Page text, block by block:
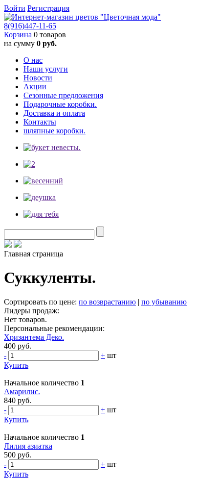
Войти Регистрация
8(916)447-11-65
Корзина 0 товаров
на сумму 0 руб.
О нас
Наши услуги
Новости
Акции
Сезонные предложения
Подарочные коробки.
Доставка и оплата
Контакты
шляпные коробки.
Главная страница
Суккуленты.
Сортировать по цене: по возврастанию | по убыванию
Лидеры продаж:
Нет товаров.
Персональные рекомендации:
Хризантема Деко.
400 руб.
-
+ шт
Купить
Начальное количество 1
Амарилис.
840 руб.
-
+ шт
Купить
Начальное количество 1
Лилия азиатка
500 руб.
-
+ шт
Купить